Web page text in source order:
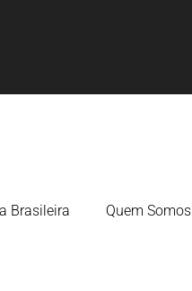
Brasileira Quem Somos